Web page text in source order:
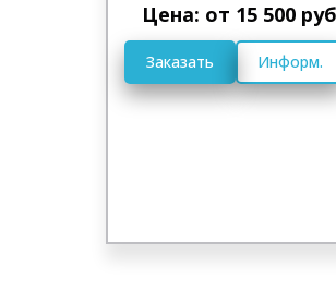
Цена: от 15 500
Заказать Информ.